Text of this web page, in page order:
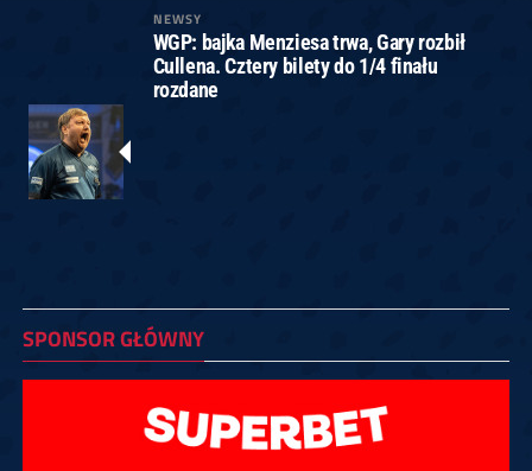
NEWSY
WGP: bajka Menziesa trwa, Gary rozbił
Cullena. Cztery bilety do 1/4 finału
rozdane
SPONSOR GŁÓWNY